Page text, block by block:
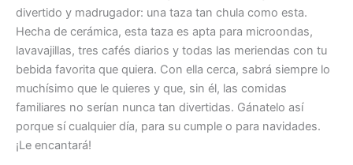
divertido y madrugador: una taza tan chula como esta.
Hecha de cerámica, esta taza es apta para microondas,
lavavajillas, tres cafés diarios y todas las meriendas con tu
bebida favorita que quiera. Con ella cerca, sabrá siempre lo
muchísimo que le quieres y que, sin él, las comidas
familiares no serían nunca tan divertidas. Gánatelo así
porque sí cualquier día, para su cumple o para navidades.
¡Le encantará!